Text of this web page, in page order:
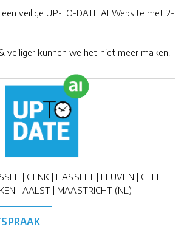
veilige UP-TO-DATE AI Website met 2-
veiliger kunnen we het niet meer maken.
| GENK | HASSELT | LEUVEN | GEEL |
| AALST | MAASTRICHT (NL)